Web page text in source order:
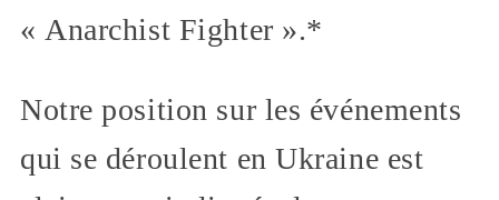
« Anarchist Fighter ».*
Notre position sur les événements
qui se déroulent en Ukraine est